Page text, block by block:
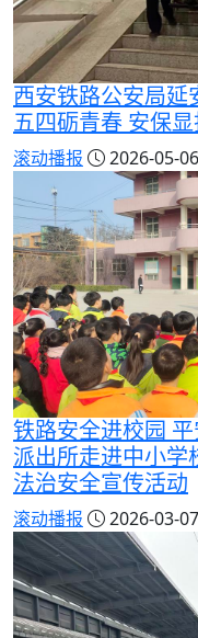
西安铁路公安局延
五四砺青春 安保
滚动播报 2026-05-
铁路安全进校园
派出所走进中小学
法治安全宣传活动
滚动播报 2026-03-